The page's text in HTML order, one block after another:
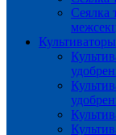
Сеялка
Культиваторы